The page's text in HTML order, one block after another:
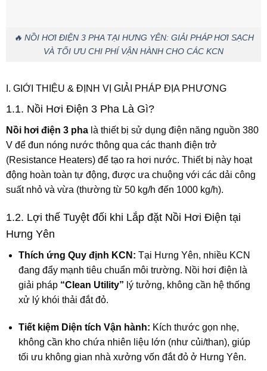
🔥 NỒI HƠI ĐIỆN 3 PHA TẠI HƯNG YÊN: GIẢI PHÁP HƠI SẠCH
VÀ TỐI ƯU CHI PHÍ VẬN HÀNH CHO CÁC KCN
I. GIỚI THIỆU & ĐỊNH VỊ GIẢI PHÁP ĐỊA PHƯƠNG
1.1. Nồi Hơi Điện 3 Pha Là Gì?
Nồi hơi điện 3 phalà thiết bị sử dụng điện năng nguồn 380
Vđể đun nóng nước thông qua các thanh điện trở
(Resistance Heaters) để tạo ra hơi nước. Thiết bị này hoạt
động hoàn toàn tự động, được ưa chuộng với các dải công
suất nhỏ và vừa (thường từ 50 kg/h đến 1000 kg/h).
1.2. Lợi thế Tuyệt đối khi Lắp đặt Nồi Hơi Điện tại
Hưng Yên
Thích ứng Quy định KCN: Tại Hưng Yên, nhiều KCN
đang đẩy mạnh tiêu chuẩn môi trường. Nồi hơi điện là
giải pháp “Clean Utility” lý tưởng, không cần hệ thống
xử lý khói thải đắt đỏ.
Tiết kiệm Diện tích Vận hành: Kích thước gọn nhẹ,
không cần kho chứa nhiên liệu lớn (như củi/than), giúp
tối ưu không gian nhà xưởng vốn đắt đỏ ở Hưng Yên.